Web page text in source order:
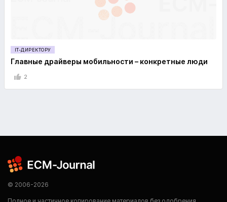
IT-ДИРЕКТОРУ
Главные драйверы мобильности – конкретные люди
2
© 2006-2026